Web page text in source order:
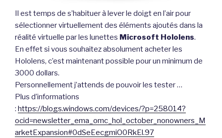
Il est temps de s’habituer à lever le doigt en l’air pour
sélectionner virtuellement des éléments ajoutés dans la
réalité virtuelle par les lunettes Microsoft Hololens.
En effet si vous souhaitez absolument acheter les
Hololens, c’est maintenant possible pour un minimum de
3000 dollars.
Personnellement j’attends de pouvoir les tester …
Plus d’informations
: https://blogs.windows.com/devices/?p=258014?
ocid=newsletter_ema_omc_hol_october_nonowners_M
arketExpansion#0dSeEecgmiO0RkEl.97